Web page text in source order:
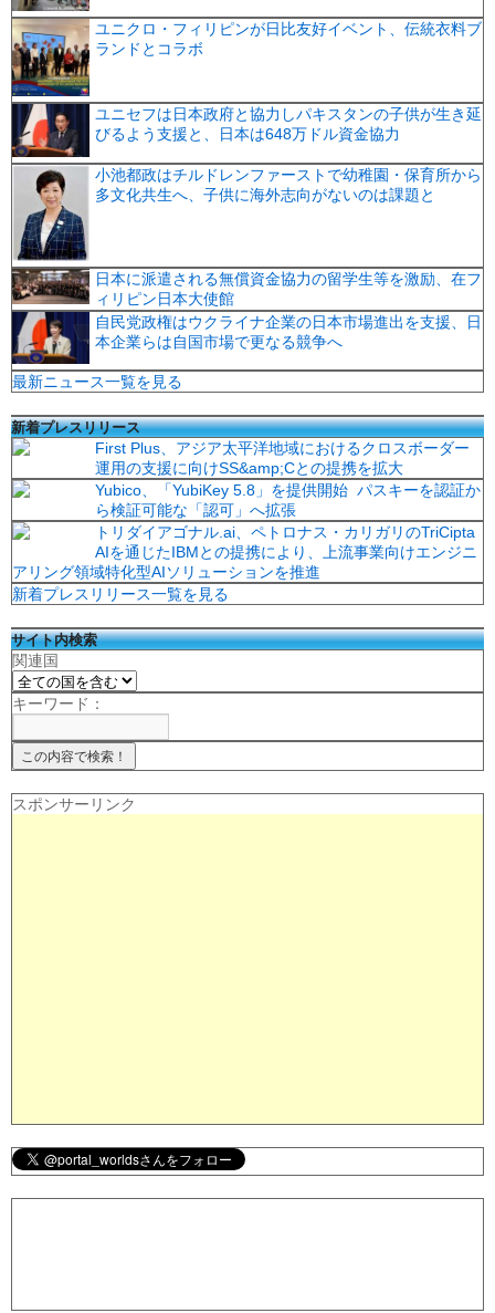
ユニクロ・フィリピンが日比友好イベント、伝統衣料ブ
ランドとコラボ
ユニセフは日本政府と協力しパキスタンの子供が生き延
びるよう支援と、日本は648万ドル資金協力
小池都政はチルドレンファーストで幼稚園・保育所から
多文化共生へ、子供に海外志向がないのは課題と
日本に派遣される無償資金協力の留学生等を激励、在フ
ィリピン日本大使館
自民党政権はウクライナ企業の日本市場進出を支援、日
本企業らは自国市場で更なる競争へ
最新ニュース一覧を見る
新着プレスリリース
First Plus、アジア太平洋地域におけるクロスボーダー
運用の支援に向けSS&amp;Cとの提携を拡大
Yubico、「YubiKey 5.8」を提供開始 パスキーを認証か
ら検証可能な「認可」へ拡張
トリダイアゴナル.ai、ペトロナス・カリガリのTriCipta
AIを通じたIBMとの提携により、上流事業向けエンジニ
アリング領域特化型AIソリューションを推進
新着プレスリリース一覧を見る
サイト内検索
関連国
キーワード：
スポンサーリンク